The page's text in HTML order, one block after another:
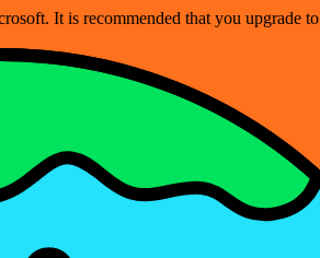
It is recommended that you upgrade